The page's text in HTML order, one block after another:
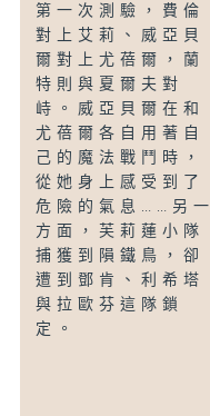
第一次測驗，費倫
對上艾莉、威亞貝
爾對上尤蓓爾，蘭
特則與夏爾夫對
峙。威亞貝爾在和
尤蓓爾各自用著自
己的魔法戰鬥時，
從她身上感受到了
危險的氣息……另一
方面，芙莉蓮小隊
捕獲到隕鐵鳥，卻
遭到鄧肯、利希塔
與拉歐芬這隊鎖
定。